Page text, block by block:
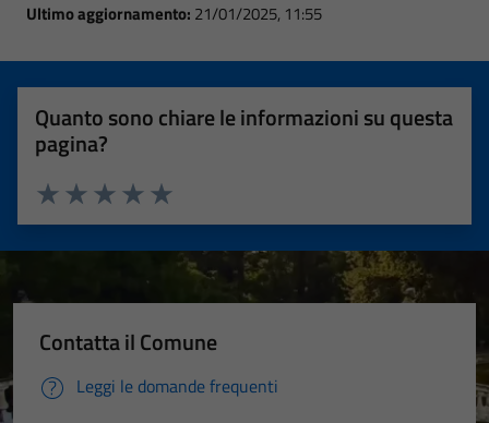
Ultimo aggiornamento: 21/01/2025, 11:55
Quanto sono chiare le informazioni su questa
pagina?
Valuta 5 stelle su 5
Valuta 4 stelle su 5
Valuta 3 stelle su 5
Valuta 2 stelle su 5
Valuta 1 stelle su 5
Contatta il Comune
Leggi le domande frequenti